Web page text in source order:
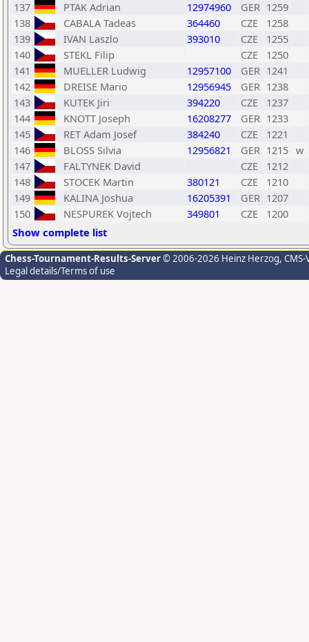
137
PTAK Adrian 12974960 GER 1259
138
CABALA Tadeas 364460 CZE
1258
139
IVAN Laszlo 393010 CZE
1255
140
STEKL Filip CZE
1250
141
MUELLER Ludwig 12957100 GER 1241
142
DREISE Mario 12956945 GER 1238
143
KUTEK Jiri 394220 CZE
1237
144
KNOTT Joseph 16208277 GER 1233
145
RET Adam Josef 384240 CZE
1221
146
BLOSS Silvia 12956821 GER 1215 w
147
FALTYNEK David CZE
1212
148
STOCEK Martin 380121 CZE
1210
149
KALINA Joshua 16205391 GER 1207
150
NESPUREK Vojtech 349801 CZE
1200
Show complete list
Chess-Tournament-Results-Server© 2006-2026 Heinz Herzog,
Legal details/Terms of use